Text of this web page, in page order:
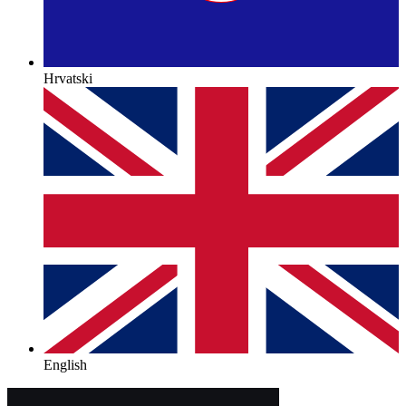
Hrvatski
English